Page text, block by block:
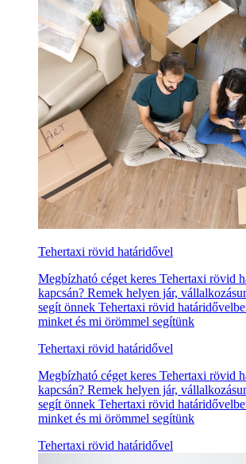
Tehertaxi rövid határidővel
Megbízható céget keres Tehertaxi rövid
kapcsán? Remek helyen jár,
segít önnek Tehertaxi rövid
minket és mi örömmel segítünk
Tehertaxi rövid határidővel
Megbízható céget keres Tehertaxi rövid
kapcsán? Remek helyen jár,
segít önnek Tehertaxi rövid
minket és mi örömmel segítünk
Tehertaxi rövid határidővel